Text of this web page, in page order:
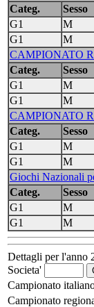
Categ.
Sesso
G1
M
G1
M
CAMPIONATO
Categ.
Sesso
G1
M
G1
M
CAMPIONATO
Categ.
Sesso
G1
M
G1
M
Giochi Nazionali
Categ.
Sesso
G1
M
G1
M
Dettagli per l'anno
Societa'
Campionato
Campionato